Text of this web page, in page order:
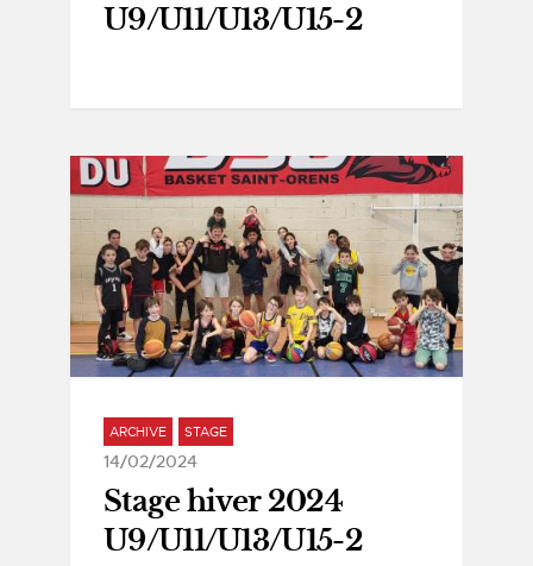
U9/U11/U13/U15-2
ARCHIVE STAGE
14/02/2024
Stage hiver 2024
U9/U11/U13/U15-2